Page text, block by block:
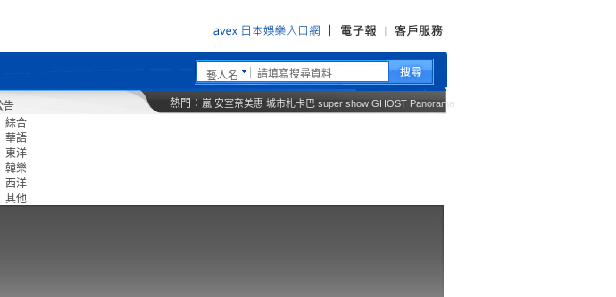
藝人名
熱門： 嵐 安室奈美惠 城市札卡巴 super show GHOST Panorama
綜合
華語
東洋
韓樂
西洋
其他